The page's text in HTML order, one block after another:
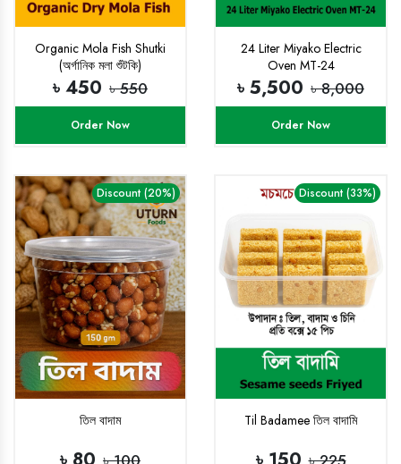
Organic Mola Fish Shutki
(অর্গানিক মলা শুঁটকি)
৳ 450 ৳ 550
Order Now
24 Liter Miyako Electric
Oven MT-24
৳ 5,500 ৳ 8,000
Order Now
Discount (20%)
তিল বাদাম
Discount (33%)
Til Badamee তিল বাদামি